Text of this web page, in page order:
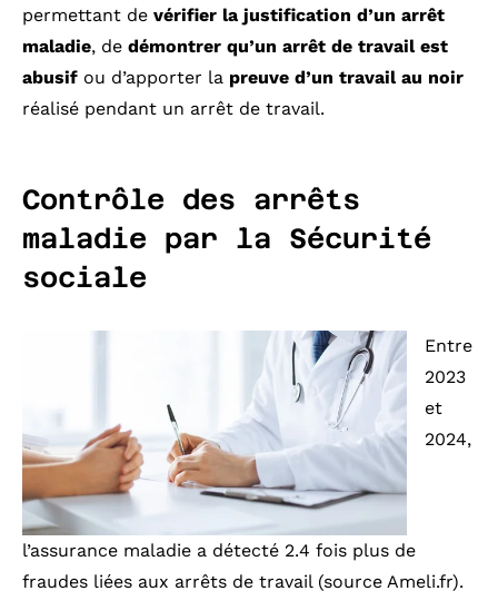
permettant de vérifier la justification d’un arrêt
maladie, de démontrer qu’un arrêt de travail est
abusif ou d’apporter la preuve d’un travail au noir
réalisé pendant un arrêt de travail.
Contrôle des arrêts
maladie par la Sécurité
sociale
Entre
2023
et
2024,
l’assurance maladie a détecté 2.4 fois plus de
fraudes liées aux arrêts de travail (source Ameli.fr).